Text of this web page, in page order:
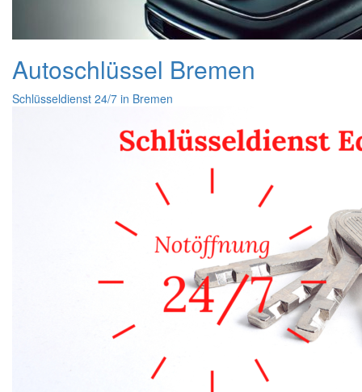
Autoschlüssel Bremen
Schlüsseldienst 24/7 in Bremen